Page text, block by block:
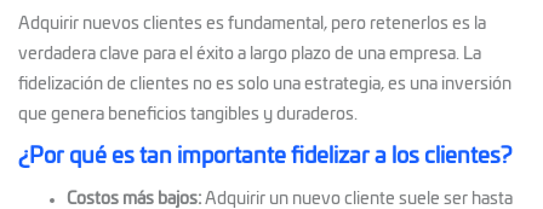
Adquirir nuevos clientes es fundamental, pero retenerlos es la
verdadera clave para el éxito a largo plazo de una empresa. La
fidelización de clientes no es solo una estrategia, es una inversión
que genera beneficios tangibles y duraderos.
¿Por qué es tan importante fidelizar a los clientes?
Costos más bajos: Adquirir un nuevo cliente suele ser hasta